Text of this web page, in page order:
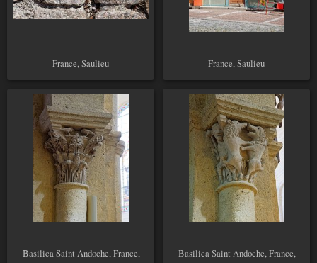
France, Saulieu France, Saulieu
Basilica Saint Andoche, France,
Basilica Saint Andoche, France,